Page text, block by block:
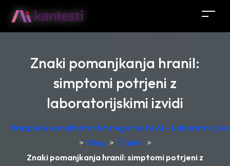
Znaki pomanjkanja hranil:
simptomi potrjeni z
laboratorijskimi izvidi
Brezplačen analizator krvnega testa AI –
> Blog > Članki >
Znaki pomanjkanja hranil: simptomi potrjeni z